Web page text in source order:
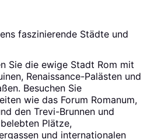
faszinierende Städte und
Sie die ewige Stadt Rom mit
Renaissance-Palästen und
Besuchen Sie
wie das Forum Romanum,
den Trevi-Brunnen und
Plätze,
und internationalen